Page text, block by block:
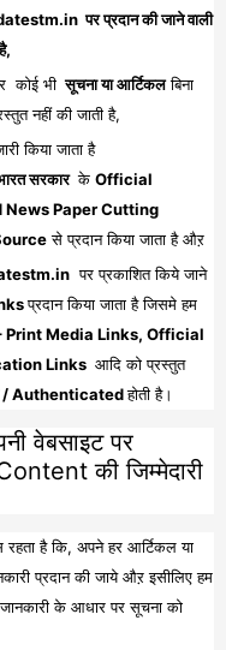
पर प्रदान की जाने वाली
कोई भी सूचना या आर्टिकलबिना
नहीं की जाती है,
किया जाता है
सरकार के Official
Paper Cutting
से प्रदान किया जाता है औऱ
पर प्रकाशित किये जाने
प्रदान किया जाता है जिसमे हम
Media Links, Official
Links आदि को प्रस्तुत
/ Authenticatedहोती है।
वेबसाइट पर
की जिम्मेदारी
रहता है कि, अपने हर आर्टिकल या
प्रदान की जाये औऱ इसीलिए हम
के आधार पर सूचना को